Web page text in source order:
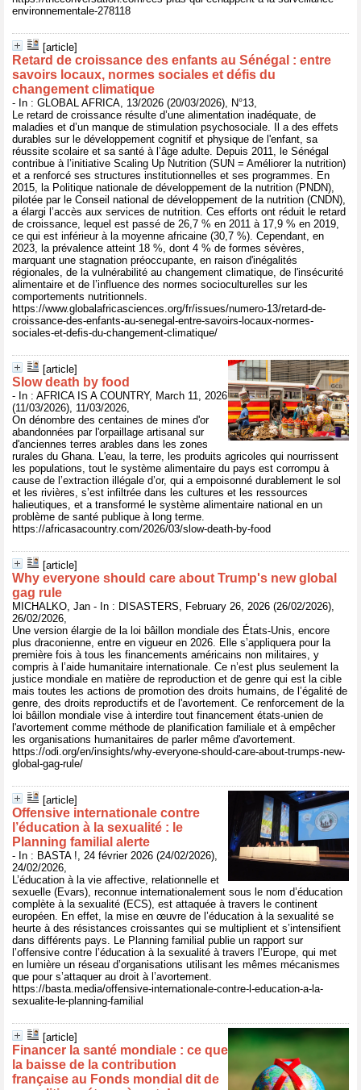
environnementale-278118
[article]
Retard de croissance des enfants au Sénégal : entre
savoirs locaux, normes sociales et défis du
changement climatique
- In : GLOBAL AFRICA, 13/2026 (20/03/2026), N°13,
Le retard de croissance résulte d’une alimentation inadéquate, de
maladies et d’un manque de stimulation psychosociale. Il a des effets
durables sur le développement cognitif et physique de l'enfant, sa
réussite scolaire et sa santé à l’âge adulte. Depuis 2011, le Sénégal
contribue à l’initiative Scaling Up Nutrition (SUN = Améliorer la nutrition)
et a renforcé ses structures institutionnelles et ses programmes. En
2015, la Politique nationale de développement de la nutrition (PNDN),
pilotée par le Conseil national de développement de la nutrition (CNDN),
a élargi l’accès aux services de nutrition. Ces efforts ont réduit le retard
de croissance, lequel est passé de 26,7 % en 2011 à 17,9 % en 2019,
ce qui est inférieur à la moyenne africaine (30,7 %). Cependant, en
2023, la prévalence atteint 18 %, dont 4 % de formes sévères,
marquant une stagnation préoccupante, en raison d'inégalités
régionales, de la vulnérabilité au changement climatique, de l'insécurité
alimentaire et de l’influence des normes socioculturelles sur les
comportements nutritionnels.
https://www.globalafricasciences.org/fr/issues/numero-13/retard-de-
croissance-des-enfants-au-senegal-entre-savoirs-locaux-normes-
sociales-et-defis-du-changement-climatique/
[article]
Slow death by food
- In : AFRICA IS A COUNTRY, March 11, 2026
(11/03/2026), 11/03/2026,
On dénombre des centaines de mines d'or
abandonnées par l'orpaillage artisanal sur
d'anciennes terres arables dans les zones
rurales du Ghana. L'eau, la terre, les produits agricoles qui nourrissent
les populations, tout le système alimentaire du pays est corrompu à
cause de l’extraction illégale d’or, qui a empoisonné durablement le sol
et les rivières, s’est infiltrée dans les cultures et les ressources
halieutiques, et a transformé le système alimentaire national en un
problème de santé publique à long terme.
https://africasacountry.com/2026/03/slow-death-by-food
[article]
Why everyone should care about Trump's new global
gag rule
MICHALKO, Jan - In : DISASTERS, February 26, 2026 (26/02/2026),
26/02/2026,
Une version élargie de la loi bâillon mondiale des États-Unis, encore
plus draconienne, entre en vigueur en 2026. Elle s’appliquera pour la
première fois à tous les financements américains non militaires, y
compris à l’aide humanitaire internationale. Ce n’est plus seulement la
justice mondiale en matière de reproduction et de genre qui est la cible
mais toutes les actions de promotion des droits humains, de l’égalité de
genre, des droits reproductifs et de l'avortement. Ce renforcement de la
loi bâillon mondiale vise à interdire tout financement états-unien de
l'avortement comme méthode de planification familiale et à empêcher
les organisations humanitaires de parler même d'avortement.
https://odi.org/en/insights/why-everyone-should-care-about-trumps-new-
global-gag-rule/
[article]
Offensive internationale contre
l’éducation à la sexualité : le
Planning familial alerte
- In : BASTA !, 24 février 2026 (24/02/2026),
24/02/2026,
L’éducation à la vie affective, relationnelle et
sexuelle (Evars), reconnue internationalement sous le nom d’éducation
complète à la sexualité (ECS), est attaquée à travers le continent
européen. En effet, la mise en œuvre de l’éducation à la sexualité se
heurte à des résistances croissantes qui se multiplient et s’intensifient
dans différents pays. Le Planning familial publie un rapport sur
l’offensive contre l’éducation à la sexualité à travers l’Europe, qui met
en lumière un réseau d’organisations utilisant les mêmes mécanismes
que pour s’attaquer au droit à l’avortement.
https://basta.media/offensive-internationale-contre-l-education-a-la-
sexualite-le-planning-familial
[article]
Financer la santé mondiale : ce que
la baisse de la contribution
française au Fonds mondial dit de